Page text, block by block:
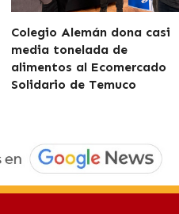
Colegio Alemán dona casi
media tonelada de
alimentos al Ecomercado
Solidario de Temuco